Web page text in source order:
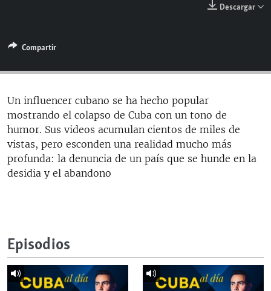
ESPECIALES
LA REALIDAD DE LA VIVIENDA EN CUBA
SER VIEJO EN CUBA
KENTU-CUBANO
LOS SANTOS DE HIALEAH
DESINFORMACIÓN RUSA EN AMÉRICA LATINA
MULTIMEDIA
EDITORIALES
Descargar
Compartir
Un influencer cubano se ha hecho popular
mostrando el colapso de Cuba con un tono de
humor. Sus videos acumulan cientos de miles de
vistas, pero esconden una realidad mucho más
profunda: la denuncia de un país que se hunde en la
desidia y el abandono
Episodios